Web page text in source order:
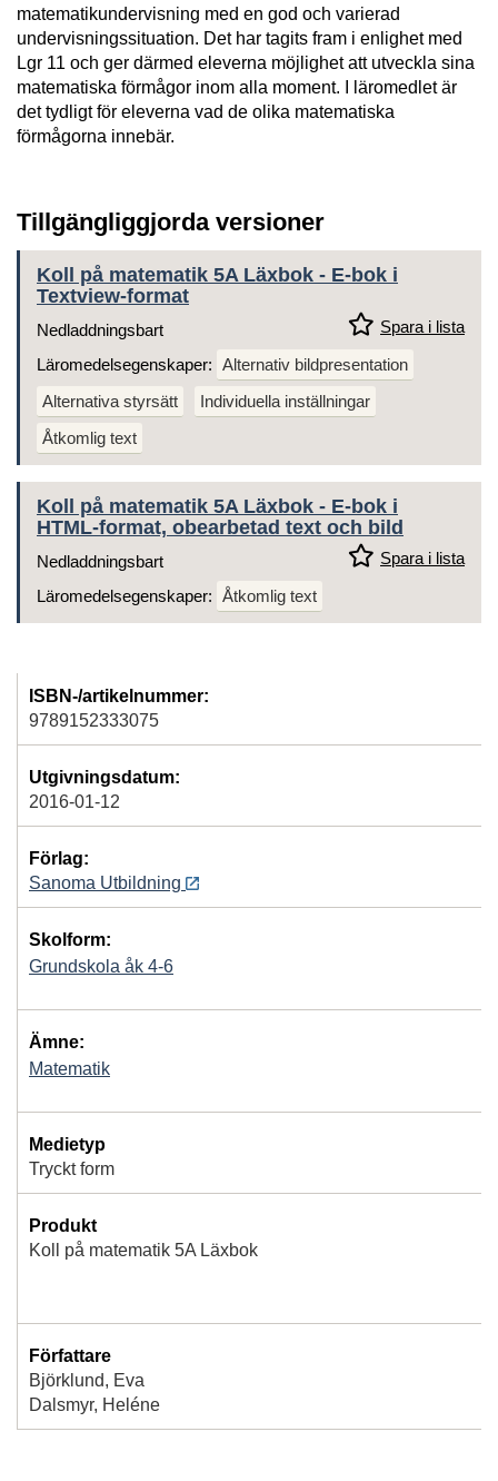
matematikundervisning med en god och varierad
undervisningssituation. Det har tagits fram i enlighet med
Lgr 11 och ger därmed eleverna möjlighet att utveckla sina
matematiska förmågor inom alla moment. I läromedlet är
det tydligt för eleverna vad de olika matematiska
förmågorna innebär.
Tillgängliggjorda versioner
Koll på matematik 5A Läxbok - E-bok i
Textview-format
Spara i lista
Nedladdningsbart
Läromedelsegenskaper: Alternativ bildpresentation
Alternativa styrsätt
Individuella inställningar
Åtkomlig text
Koll på matematik 5A Läxbok - E-bok i
HTML-format, obearbetad text och bild
Spara i lista
Nedladdningsbart
Läromedelsegenskaper: Åtkomlig text
ISBN-/artikelnummer:
9789152333075
Utgivningsdatum:
2016-01-12
Förlag:
Sanoma Utbildning
Skolform:
Grundskola åk 4-6
Ämne:
Matematik
Medietyp
Tryckt form
Produkt
Koll på matematik 5A Läxbok
Författare
Björklund, Eva
Dalsmyr, Heléne